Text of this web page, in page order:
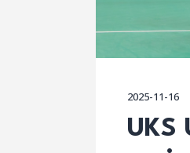
2025-11-16
UKS